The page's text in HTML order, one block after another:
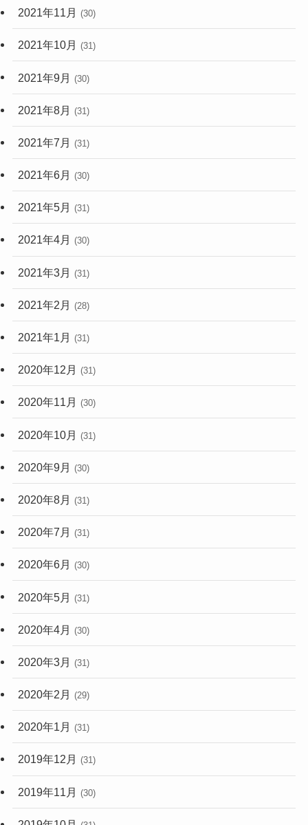
2021年11月 (30)
2021年10月 (31)
2021年9月 (30)
2021年8月 (31)
2021年7月 (31)
2021年6月 (30)
2021年5月 (31)
2021年4月 (30)
2021年3月 (31)
2021年2月 (28)
2021年1月 (31)
2020年12月 (31)
2020年11月 (30)
2020年10月 (31)
2020年9月 (30)
2020年8月 (31)
2020年7月 (31)
2020年6月 (30)
2020年5月 (31)
2020年4月 (30)
2020年3月 (31)
2020年2月 (29)
2020年1月 (31)
2019年12月 (31)
2019年11月 (30)